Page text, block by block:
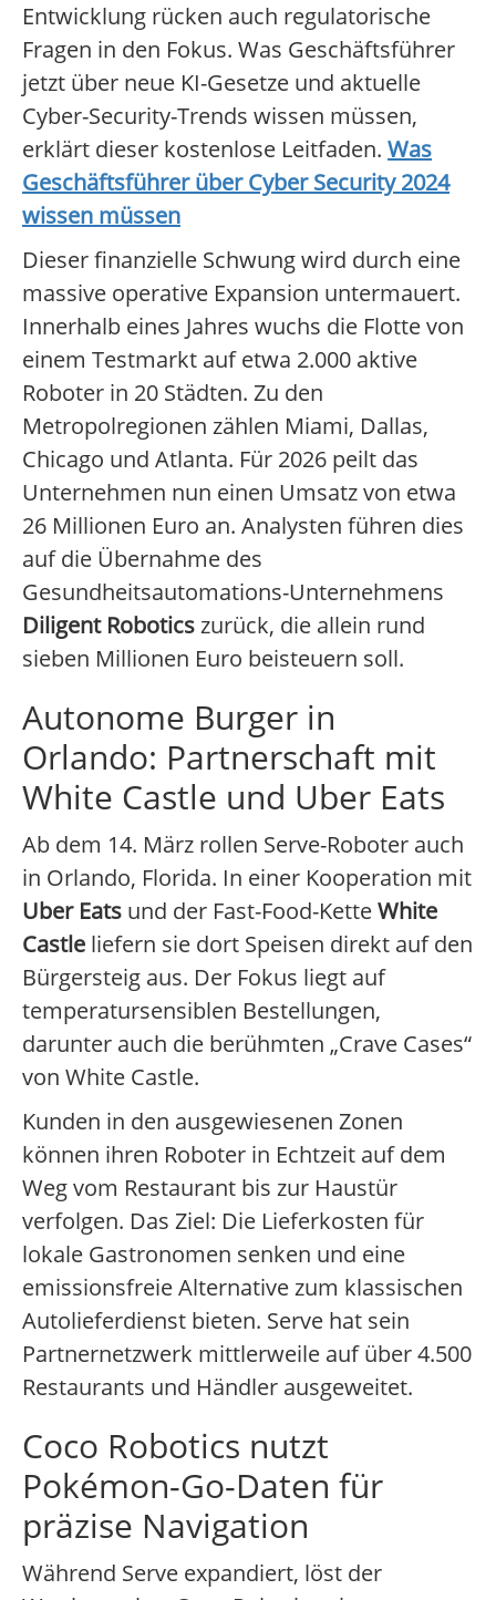
Entwicklung rücken auch regulatorische
Fragen in den Fokus. Was Geschäftsführer
jetzt über neue KI-Gesetze und aktuelle
Cyber-Security-Trends wissen müssen,
erklärt dieser kostenlose Leitfaden. Was
Geschäftsführer über Cyber Security 2024
wissen müssen
Dieser finanzielle Schwung wird durch eine
massive operative Expansion untermauert.
Innerhalb eines Jahres wuchs die Flotte von
einem Testmarkt auf etwa 2.000 aktive
Roboter in 20 Städten. Zu den
Metropolregionen zählen Miami, Dallas,
Chicago und Atlanta. Für 2026 peilt das
Unternehmen nun einen Umsatz von etwa
26 Millionen Euro an. Analysten führen dies
auf die Übernahme des
Gesundheitsautomations-Unternehmens
Diligent Roboticszurück, die allein rund
sieben Millionen Euro beisteuern soll.
Autonome Burger in
Orlando: Partnerschaft mit
White Castle und Uber Eats
Ab dem 14. März rollen Serve-Roboter auch
in Orlando, Florida. In einer Kooperation mit
Uber Eats und der Fast-Food-KetteWhite
Castle liefern sie dort Speisen direkt auf den
Bürgersteig aus. Der Fokus liegt auf
temperatursensiblen Bestellungen,
darunter auch die berühmten „Crave Cases“
von White Castle.
Kunden in den ausgewiesenen Zonen
können ihren Roboter in Echtzeit auf dem
Weg vom Restaurant bis zur Haustür
verfolgen. Das Ziel: Die Lieferkosten für
lokale Gastronomen senken und eine
emissionsfreie Alternative zum klassischen
Autolieferdienst bieten. Serve hat sein
Partnernetzwerk mittlerweile auf über 4.500
Restaurants und Händler ausgeweitet.
Coco Robotics nutzt
Pokémon-Go-Daten für
präzise Navigation
Während Serve expandiert, löst der